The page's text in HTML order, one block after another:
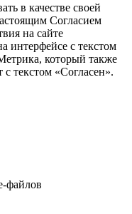
в качестве своей
Согласием
на сайте
интерфейсе с текстом
который также
текстом «Согласен».
файлов